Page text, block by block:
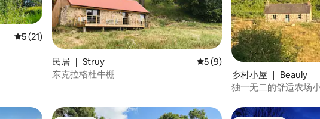
平均评分 5 分（满分 5 分），共 21 条评价
5 (21)
民居 ｜ Struy 平均评分 5 分（满分 5 分），
5 (9)
东克拉格杜牛棚
乡村小屋 ｜ Beauly
独一无二的舒适农场